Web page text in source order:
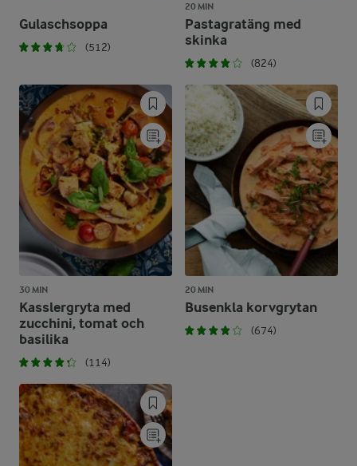
Gulaschsoppa
(512)
20 MIN
Pastagratäng med
skinka
(824)
30 MIN
Kasslergryta med
zucchini, tomat och
basilika
(114)
20 MIN
Busenkla korvgrytan
(674)